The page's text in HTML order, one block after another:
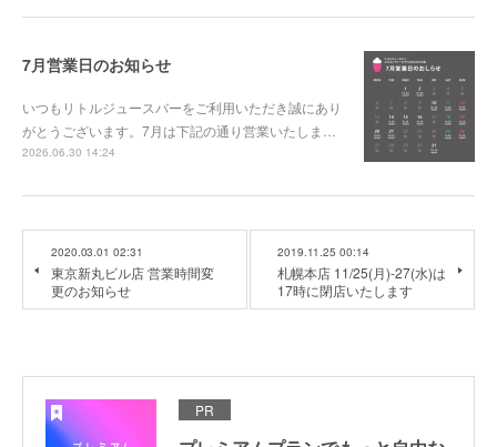
7月営業日のお知らせ
いつもリトルジュースバーをご利用いただき誠にあり
がとうございます。7月は下記の通り営業いたしま…
2026.06.30 14:24
2020.03.01 02:31
東京新丸ビル店 営業時間変
更のお知らせ
2019.11.25 00:14
札幌本店 11/25(月)-27(水)は
17時に閉店いたします
PR